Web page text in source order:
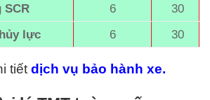
SCR 6
30
lực 6 30
tiết dịch vụ bảo hành xe.